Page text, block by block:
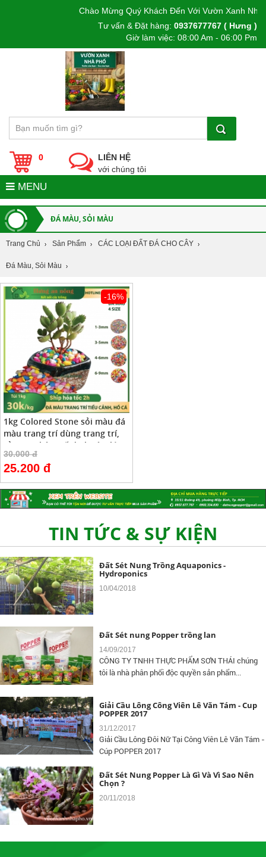
Chào Mừng Quý Khách Đến Với Vườn Xanh Nhà
Tư vấn & Đặt hàng: 0937677767 ( Hưng )
Giờ làm việc: 08:00 Am - 06:00 Pm
0
LIÊN HỆ
với chúng tôi
MENU
ĐÁ MÀU, SỎI MÀU
Trang Chủ Sản Phẩm CÁC LOẠI ĐẤT ĐÁ CHO CÂY
Đá Màu, Sỏi Màu
1kg Colored Stone sỏi màu đá
màu trang trí dùng trang trí,
rải mặt chậu, cố định cây, lót
đáy hồ cá
30.000 đ
25.200 đ
-16%
TIN TỨC & SỰ KIỆN
Đất Sét Nung Popper Là Gì Và Vì Sao Nên
Chọn ?
Đất Sét Nung Trồng Aquaponics -
Hydroponics
10/04/2018
Đất Sét nung Popper trồng lan
14/09/2017
CÔNG TY TNHH THỰC PHẨM SƠN THÁI chúng
tôi là nhà phân phối độc quyền sản phẩm...
Giải Cầu Lông Công Viên Lê Văn Tám - Cup
POPPER 2017
31/12/2017
Giải Cầu Lông Đôi Nữ Tại Công Viên Lê Văn Tám -
Cúp POPPER 2017
Đất Sét Nung Popper Là Gì Và Vì Sao Nên
Chọn ?
20/11/2018
Đất Sét Nung Trồng Aquaponics -